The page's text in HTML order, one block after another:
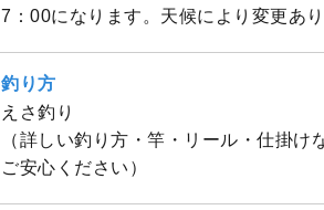
7：00になります。天候により変更あり
釣り方
えさ釣り
（詳しい釣り方・竿・リール・仕掛
ご安心ください）